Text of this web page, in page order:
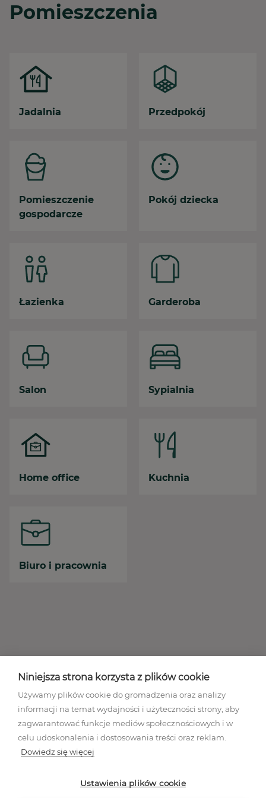
Pomieszczenia
Jadalnia Przedpokój
Pomieszczenie
gospodarcze
Pokój dziecka
Łazienka Garderoba
Salon Sypialnia
Home office Kuchnia
Biuro i pracownia
Polityka prywatności
Niniejsza strona korzysta z plików cookie
Używamy plików cookie do gromadzenia oraz analizy
informacji na temat wydajności i użyteczności strony, aby
zagwarantować funkcje mediów społecznościowych i w
celu udoskonalenia i dostosowania treści oraz reklam.
Dowiedz się więcej
Ustawienia plików cookie